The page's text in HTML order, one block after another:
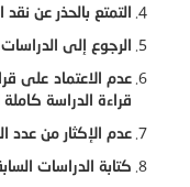
التمتع بالحذر عن
الرجوع إلى
عدم الاعتماد على
قراءة الدراسة
عدم الإكثار من عدد
كتابة الدراسات